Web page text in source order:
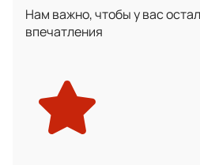
Челябинске, на которой
встречи местный «Трактор».
будут прикованы
противостояние сборных
Восточной и западной
Хоккейной Лиги. Ребята
Нам важно, чтобы у вас
впечатления